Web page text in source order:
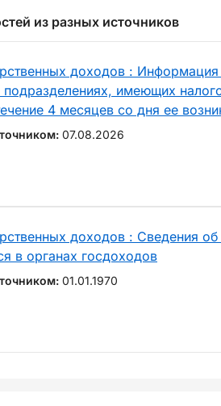
из разных источников
доходов :
подразделениях, имеющих
4 месяцев со дня ее
07.08.2026
доходов : Сведения
в органах госдоходов
01.01.1970